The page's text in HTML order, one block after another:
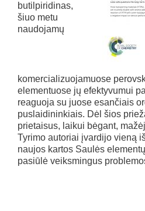
butilpiridinas,
šiuo metu
naudojamų
komercializuojamuose
elementuose jų efektyvumui
reaguoja su juose esančiais
puslaidininkiais. Dėl šios
prietaisus, laikui bėgant,
Tyrimo autoriai įvardijo vieną
naujos kartos Saulės
pasiūlė veiksmingus